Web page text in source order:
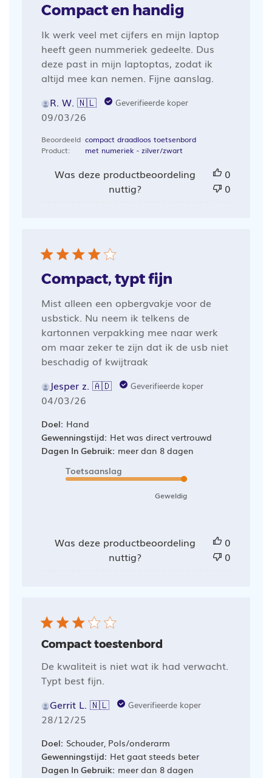
Compact en handig
Ik werk veel met cijfers en mijn laptop
heeft geen nummeriek gedeelte. Dus
deze past in mijn laptoptas, zodat ik
altijd mee kan nemen. Fijne aanslag.
R. W. 🇳🇱
Geverifieerde koper
Publicatiedatum
09/03/26
Beoordeeld
Product:
compact draadloos toetsenbord
met numeriek - zilver/zwart
Was deze productbeoordeling
nuttig?
0
0
Compact, typt fijn
Mist alleen een opbergvakje voor de
usbstick. Nu neem ik telkens de
kartonnen verpakking mee naar werk
om maar zeker te zijn dat ik de usb niet
beschadig of kwijtraak
Jesper z. 🇦🇩
Geverifieerde koper
Publicatiedatum
04/03/26
Doel: Hand
Gewenningstijd: Het was direct vertrouwd
Dagen In Gebruik: meer dan 8 dagen
Toetsaanslag
Geweldig
Was deze productbeoordeling
nuttig?
0
0
Compact toestenbord
De kwaliteit is niet wat ik had verwacht.
Typt best fijn.
Gerrit L. 🇳🇱
Geverifieerde koper
Publicatiedatum
28/12/25
Doel: Schouder, Pols/onderarm
Gewenningstijd: Het gaat steeds beter
Dagen In Gebruik: meer dan 8 dagen